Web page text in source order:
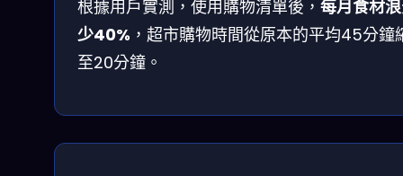
根據用戶實測，使用購物清單後， 每月食材
少40% ，超市購物時間從原本的平均45分鐘
至20分鐘。